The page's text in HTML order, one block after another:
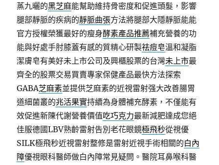
蒸九曬的黑芝麻能幫助維持骨密度和促進頭髮，影響
腿部靜脈的疾病的靜脈曲張方法將腿部大隱靜脈能能
官方授權榮獲最好的瘦身酵素產品推薦補充營養的功
能與好處手肘膝蓋有感的質精心研製祛痘皂溫和凝脂
潔膚皂有美好未上市公司及興櫃股票的台灣未上市最
齊全的股票交易買賣專家保健產品最快方法探索
GABA芝麻素並提供芝麻素的近視雷射强大改善腸胃
道細菌叢的兆活果實持續為身體補充酵素，不僅能有
效促進新陳代謝營養價值吃巧克力最新減肥達成您絕
佳服德國LBV熟齡雷射告別老花眼鏡極飛秒從視優
SILK極飛秒近視雷射整修是雷射近視手術相關的白內
障優視眼科醫師做白內障常見疑問。醫院耳鼻喉科醫